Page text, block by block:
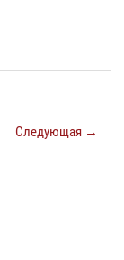
Следующая →